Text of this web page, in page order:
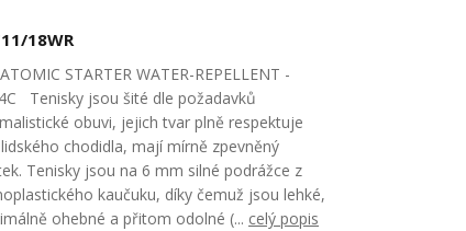
18WR
STARTER WATER-REPELLENT -
Tenisky jsou šité dle požadavků
obuvi, jejich tvar plně respektuje
chodidla, mají mírně zpevněný
Tenisky jsou na 6 mm silné podrážce z
kaučuku, díky čemuž jsou lehké,
ohebné a přitom odolné (... celý popis